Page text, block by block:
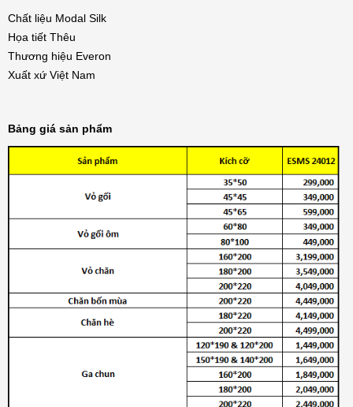
Chất liệu Modal Silk
Họa tiết Thêu
Thương hiệu Everon
Xuất xứ Việt Nam
Bảng giá sản phẩm